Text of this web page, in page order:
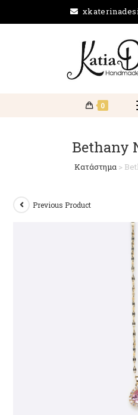
0
Bethany
Κατάστημα>
Previous Product